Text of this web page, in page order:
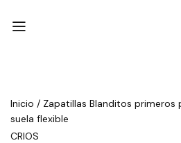
Inicio / Zapatillas Blanditos primeros
suela flexible
Rebajado
CRIOS